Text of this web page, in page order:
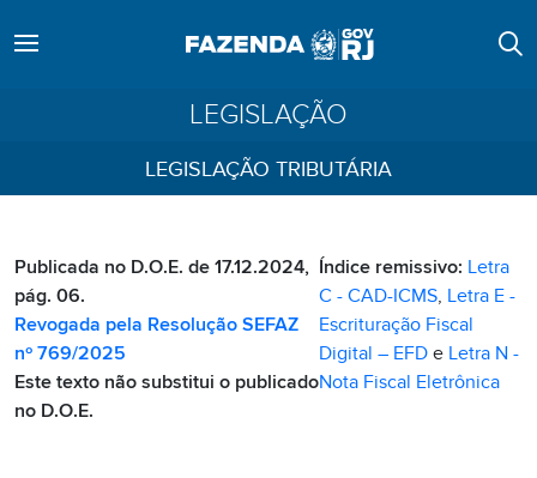
LEGISLAÇÃO
LEGISLAÇÃO TRIBUTÁRIA
Publicada no D.O.E. de 17.12.2024,
pág. 06.
Revogada pela Resolução SEFAZ
nº 769/2025
Este texto não substitui o publicado
no D.O.E.
Índice remissivo: Letra
C - CAD-ICMS, Letra E -
Escrituração Fiscal
Digital – EFDe Letra N -
Nota Fiscal Eletrônica